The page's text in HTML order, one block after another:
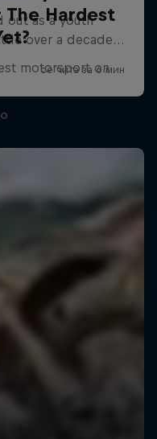
The Hardest
motorsport on